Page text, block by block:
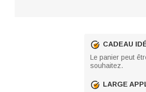
CADEAU
Le panier peut
souhaitez.
LARGE